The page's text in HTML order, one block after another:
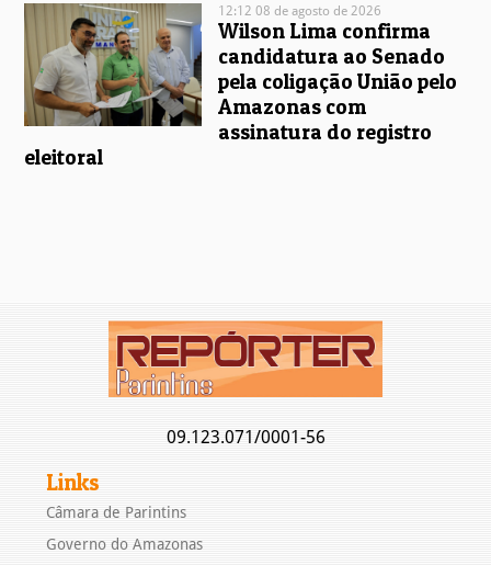
12:12 08 de agosto de 2026
Wilson Lima confirma
candidatura ao Senado
pela coligação União pelo
Amazonas com
assinatura do registro
eleitoral
09.123.071/0001-56
Links
Câmara de Parintins
Governo do Amazonas